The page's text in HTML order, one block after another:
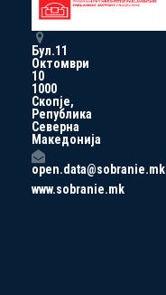
Бул.11
Октомври
10
1000
Скопје,
Република
Северна
Македонија
open.data@sobranie.mk
www.sobranie.mk